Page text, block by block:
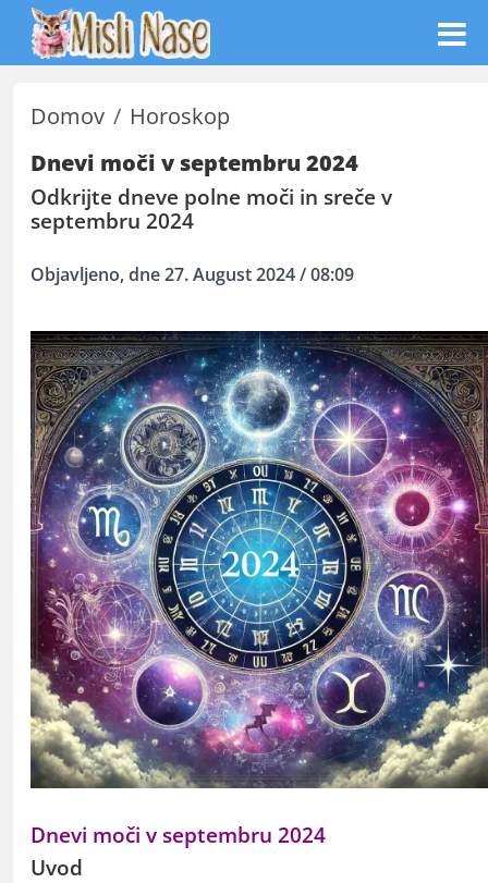
Domov
Horoskop
Dnevi moči v septembru 2024
Odkrijte dneve polne moči in sreče v
septembru 2024
Objavljeno, dne 27. August 2024 / 08:09
Dnevi moči v septembru 2024
Uvod